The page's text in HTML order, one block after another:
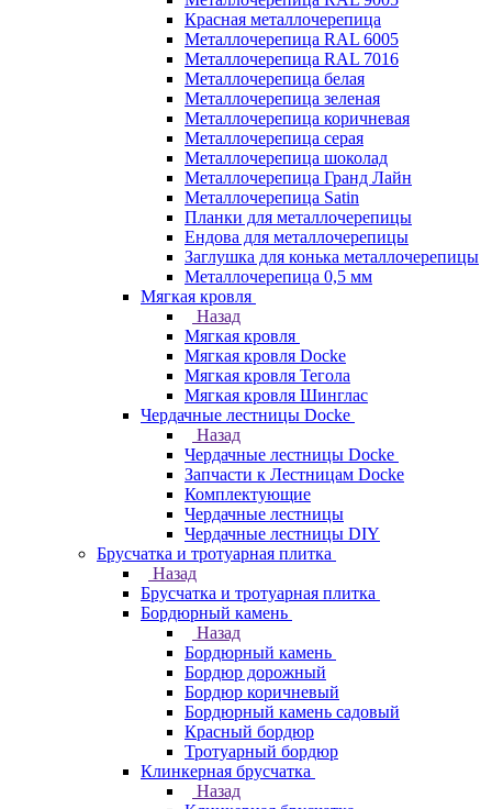
Красная металлочерепица
Металлочерепица RAL 6005
Металлочерепица RAL 7016
Металлочерепица белая
Металлочерепица зеленая
Металлочерепица коричневая
Металлочерепица серая
Металлочерепица шоколад
Металлочерепица Гранд Лайн
Металлочерепица Satin
Планки для металлочерепицы
Ендова для металлочерепицы
Заглушка для конька металлочерепицы
Металлочерепица 0,5 мм
Мягкая кровля
Назад
Мягкая кровля
Мягкая кровля Docke
Мягкая кровля Тегола
Мягкая кровля Шинглас
Чердачные лестницы Docke
Назад
Чердачные лестницы Docke
Запчасти к Лестницам Docke
Комплектующие
Чердачные лестницы
Чердачные лестницы DIY
Брусчатка и тротуарная плитка
Назад
Брусчатка и тротуарная плитка
Бордюрный камень
Назад
Бордюрный камень
Бордюр дорожный
Бордюр коричневый
Бордюрный камень садовый
Красный бордюр
Тротуарный бордюр
Клинкерная брусчатка
Назад